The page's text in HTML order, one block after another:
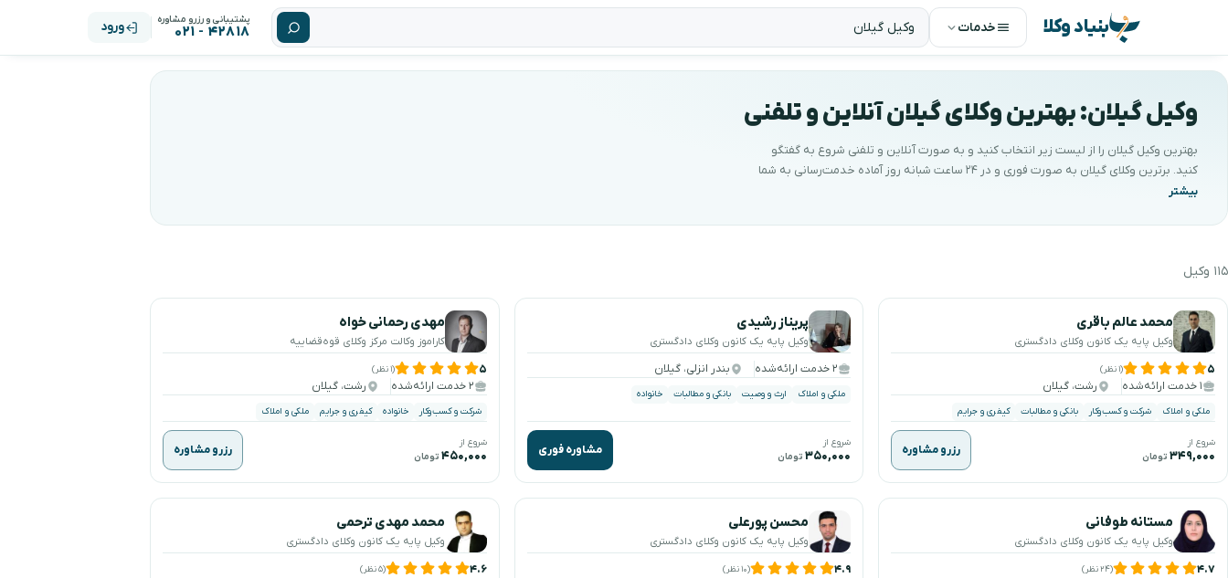
بنیاد وکلا خدمات پشتیبانی و رزرو مشاوره
۴۲۸۱۸ - ۰۲۱ ورود
وکیل گیلان: بهترین وکلای گیلان آنلاین و تلفنی
بهترین وکیل گیلان را از لیست زیر انتخاب کنید و به صورت آنلاین و تلفنی شروع به گفتگو
کنید. برترین وکلای گیلان به صورت فوری و در ۲۴ ساعت شبانه روز آماده خدمت‌رسانی به شما
می‌باشند. کیفیتِ مشاوره با ضمانتِ بنیاد وکلا پشتیبانی می‌شود.
بهترین وکیل گیلان را جستجو و انتخاب کنید
۱۱۵ وکیل
محمد عالم باقری
وکیل پایه یک کانون وکلای دادگستری
۵ (۱ نظر)
۱ خدمت ارائه‌شده رشت، گیلان
ملکی و املاک شرکت و کسب‌وکار بانکی و مطالبات کیفری و جرایم
شروع از
۳۴۹,۰۰۰ تومان رزرو مشاوره
پریناز رشیدی
وکیل پایه یک کانون وکلای دادگستری
۲ خدمت ارائه‌شده بندر انزلی، گیلان
ملکی و املاک ارث و وصیت بانکی و مطالبات خانواده
شروع از
۳۵۰,۰۰۰ تومان مشاوره فوری
مهدی رحمانی خواه
کاراموز وکالت مرکز وکلای قوه‌قضاییه
۵ (۱ نظر)
۲ خدمت ارائه‌شده رشت، گیلان
شرکت و کسب‌وکار خانواده کیفری و جرایم ملکی و املاک
شروع از
۴۵۰,۰۰۰ تومان رزرو مشاوره
مستانه طوفانی
وکیل پایه یک کانون وکلای دادگستری
۴.۷ (۲۴ نظر)
محسن پورعلی
وکیل پایه یک کانون وکلای دادگستری
۴.۹ (۱۰ نظر)
محمد مهدی ترحمی
وکیل پایه یک کانون وکلای دادگستری
۴.۶ (۵ نظر)